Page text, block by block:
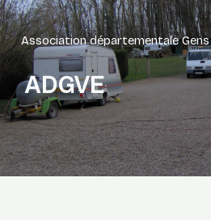
Association départementale Gens
ADGVE